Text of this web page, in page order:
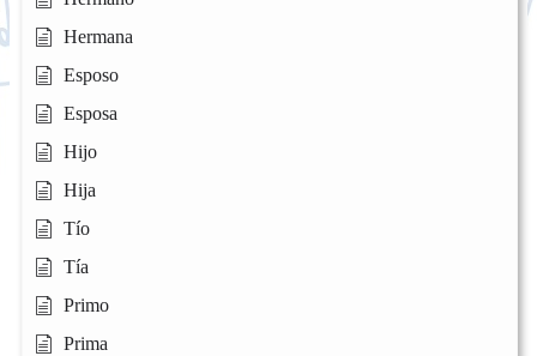
Hermana
Esposo
Esposa
Hijo
Hija
Tío
Tía
Primo
Prima